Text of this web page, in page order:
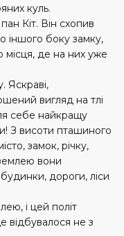
куль.
Кіт. Він схопив
іншого боку замку,
де на них уже
Яскраві,
вигляд на тлі
себе найкращу
З висоти пташиного
замок, річку,
вони
дороги, ліси
і цей політ
відбувалося не з